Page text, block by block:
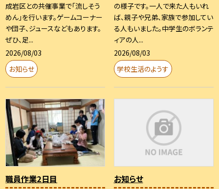
成岩区との共催事業で「流しそう
めん」を行います。ゲームコーナー
や団子、ジュースなどもあります。
ぜひ、足...
2026/08/03
お知らせ
の様子です。一人で来た人もいれ
ば、親子や兄弟、家族で参加してい
る人もいました。中学生のボランテ
ィアの人...
2026/08/03
学校生活のようす
職員作業2日目 お知らせ